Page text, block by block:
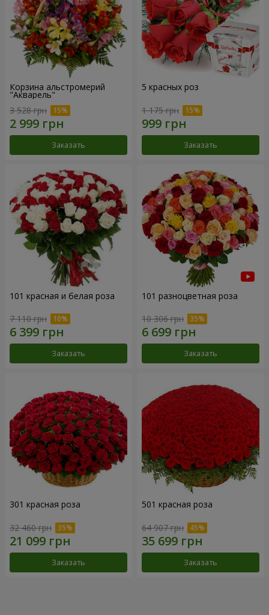
Корзина альстромерий
"Акварель"
3 528 грн
Заказать
5 красных роз
1 175 грн
Заказать
101 красная и белая роза
7 110 грн
Заказать
101 разноцветная роза
10 306 грн
Заказать
301 красная роза
32 460 грн
Заказать
501 красная роза
64 907 грн
Заказать